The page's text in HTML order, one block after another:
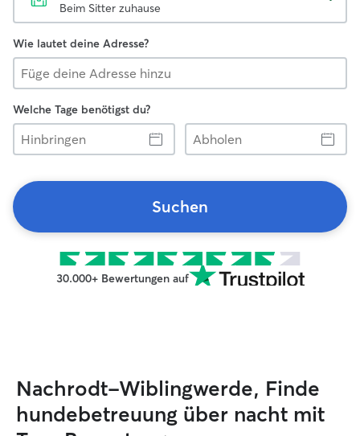
Beim Sitter zuhause
Wie lautet deine Adresse?
Welche Tage benötigst du?
Hinbringen
Abholen
Suchen
30.000+ Bewertungen auf
Nachrodt-Wiblingwerde, Finde
hundebetreuung über nacht mit